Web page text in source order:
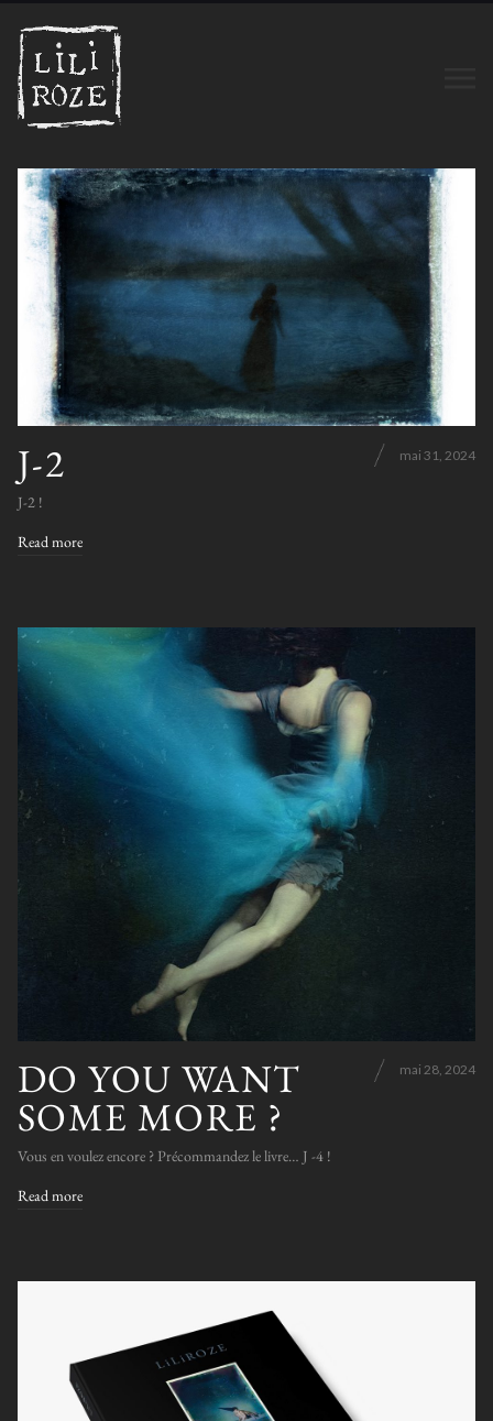
J-2 mai 31, 2024
J-2 !
Read more
DO YOU WANT
SOME MORE ?
mai 28, 2024
Vous en voulez encore ? Précommandez le livre… J -4 !
Read more